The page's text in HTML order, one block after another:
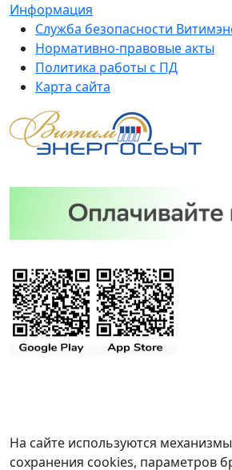
Информация
Служба безопасности
Нормативно-правовые акты
Политика работы с ПД
Карта сайта
На сайте используются
сохранения cookies, параметров